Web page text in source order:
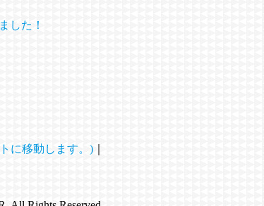
した！
に移動します。)